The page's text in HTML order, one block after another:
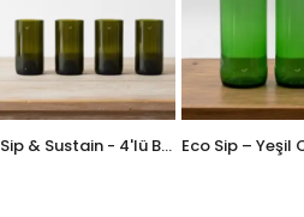
Sip & Sustain - 4'lü Bardak Seti - Büyük Bardak